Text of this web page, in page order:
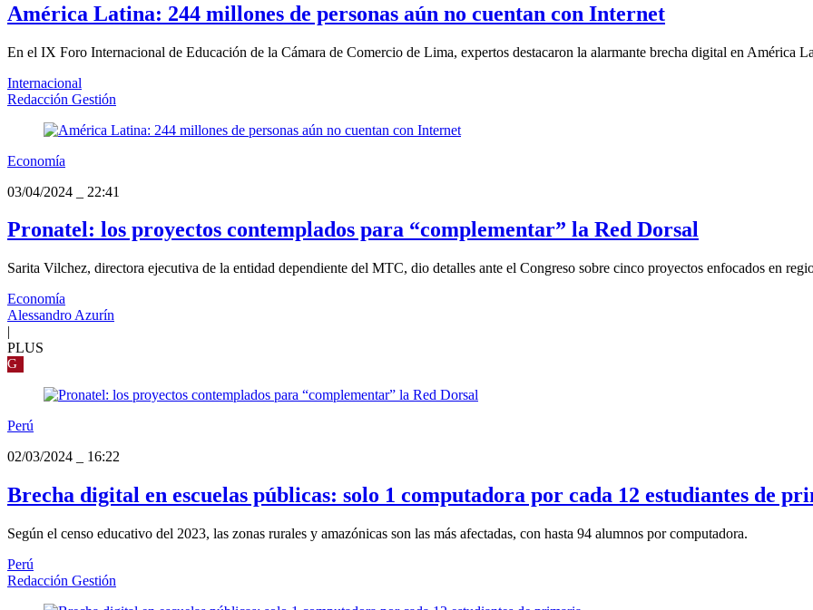
América Latina: 244 millones de personas aún no cuentan con Internet
En el IX Foro Internacional de Educación de la Cámara de Comercio de Lima, expertos destacaron la alarmante brecha digital en América
Internacional
Redacción Gestión
Economía
03/04/2024
22:41
Pronatel: los proyectos contemplados para “complementar” la Red Dorsal
Sarita Vilchez, directora ejecutiva de la entidad dependiente del MTC, dio detalles ante el Congreso sobre cinco proyectos enfocados en
Economía
Alessandro Azurín
|
PLUS
G
Perú
02/03/2024
16:22
Brecha digital en escuelas públicas: solo 1 computadora por cada 12 estudiantes de
Según el censo educativo del 2023, las zonas rurales y amazónicas son las más afectadas, con hasta 94 alumnos por computadora.
Perú
Redacción Gestión